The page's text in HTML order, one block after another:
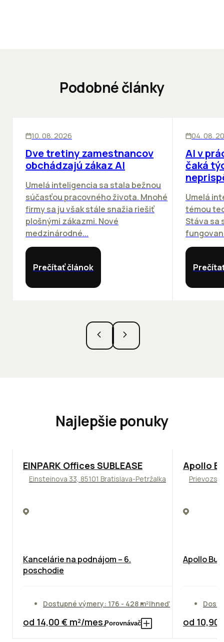
Podobné články
10. 08. 2026
Dve tretiny zamestnancov
obchádzajú zákaz AI
Umelá inteligencia sa stala bežnou
súčasťou pracovného života. Mnohé
firmy sa ju však stále snažia riešiť
plošnými zákazmi. Nové
medzinárodné...
Prečítať článok
04. 08.
AI v
čaká
Umelá
témou
Stáva sa
Najlepšie ponuky
TOP ODPORÚČAME
EINPARK Offices SUBLEASE
Einsteinova 33, 85101 Bratislava-Petržalka
Kancelárie na podnájom – 6.
poschodie
Dostupné výmery: 176 - 428 m²Ihneď
od 14,00 € m²/mes.Porovnávač
TOP
Apollo
Apollo
od 10,90